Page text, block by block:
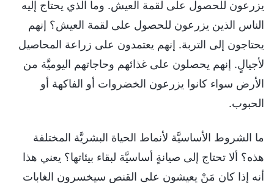
يزرعون للحصول على لقمة العيش. وما الذي يحتاج إليه
الناس الذين يزرعون للحصول على لقمة العيش؟ إنهم
يحتاجون إلى التربة. إنهم يعتمدون على زراعة المحاصيل
لأجيالٍ. إنهم يحصلون على غذائهم وحاجاتهم اليوميَّة من
الأرض سواء كانوا يزرعون الخضروات أو الفاكهة أو
الحبوب.
ما الشروط الأساسيَّة لأنماط الحياة البشريَّة المختلفة
هذه؟ ألا تحتاج إلى صيانةٍ أساسيَّة لبقاء بيئاتها؟ يعني هذا
أنه إذا كان مَنْ يعيشون على القنص سيخسرون الغابات